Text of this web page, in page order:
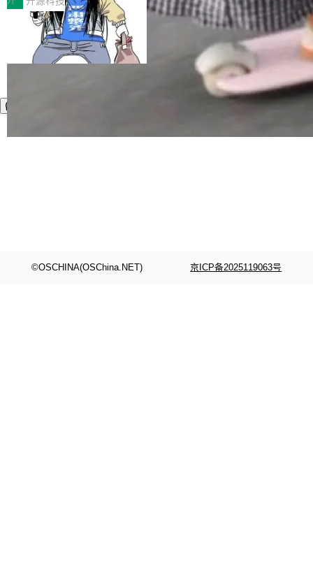
装完即用。 开源地址：Gitee · GitCode · GitHu
b 安装 支持 Java 8+（8~26）、macOS / Linu
x / Windows / Harmony PC。 # macOS / Linu
x / Harmony PC curl -fsSL https://solon.noea
体。企业级代码仓库通常包含数十万乃至数百万
个文件，其规模远超单次模型调用可承载的上下
文窗口。随着项目规模的持续扩张与代码历史的
不断累积，代码仓中的模块关系、接口契约、业
务逻辑等关键信息往往分散于数十乃至数百个文
件之中，形成高度复杂的知识关联网络。传统的
©OSCHINA(OSChina.NET) 京ICP备2025119063号